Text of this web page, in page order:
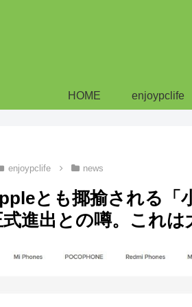
HOME enjoypclife
enjoypclife news
とも揶揄される「
式進出との噂。これは